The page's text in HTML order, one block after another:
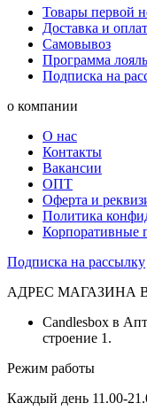
Товары первой
Доставка и
Самовывоз
Программа
Подписка на
о компании
О нас
Контакты
Вакансии
ОПТ
Оферта и
Политика
Корпоративные
Подписка на рассылку
АДРЕС МАГАЗИНА
Candlesbox в
строение 1.
Режим работы
Каждый день 11.00-